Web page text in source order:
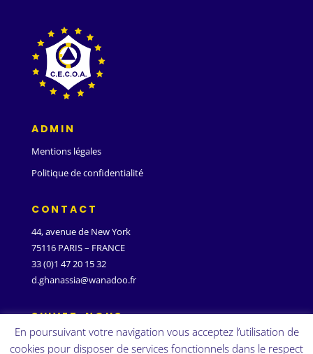
ADMIN
Mentions légales
Politique de confidentialité
CONTACT
44, avenue de New York
75116 PARIS – FRANCE
33 (0)1 47 20 15 32
d.ghanassia@wanadoo.fr
SUIVEZ-NOUS
En poursuivant votre navigation vous acceptez l’utilisation de
cookies pour disposer de services fonctionnels dans le respect